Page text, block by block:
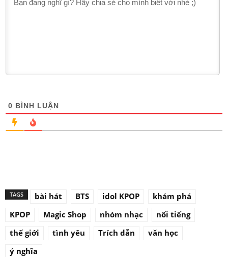
0 BÌNH LUẬN
TAGS bài hát BTS idol KPOP
khám phá
KPOP
Magic Shop nhóm nhạc
nổi tiếng
thế giới
tình yêu Trích dẫn
văn học
ý nghĩa